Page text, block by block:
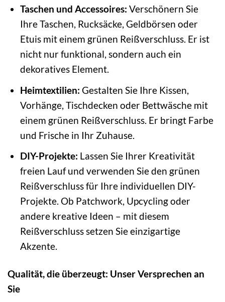
Taschen und Accessoires: Verschönern Sie
Ihre Taschen, Rucksäcke, Geldbörsen oder
Etuis mit einem grünen Reißverschluss. Er ist
nicht nur funktional, sondern auch ein
dekoratives Element.
Heimtextilien: Gestalten Sie Ihre Kissen,
Vorhänge, Tischdecken oder Bettwäsche mit
einem grünen Reißverschluss. Er bringt Farbe
und Frische in Ihr Zuhause.
DIY-Projekte: Lassen Sie Ihrer Kreativität
freien Lauf und verwenden Sie den grünen
Reißverschluss für Ihre individuellen DIY-
Projekte. Ob Patchwork, Upcycling oder
andere kreative Ideen – mit diesem
Reißverschluss setzen Sie einzigartige
Akzente.
Qualität, die überzeugt: Unser Versprechen an
Sie